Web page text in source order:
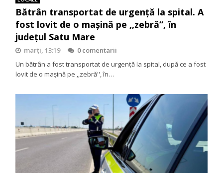
Bătrân transportat de urgență la spital. A
fost lovit de o mașină pe ,,zebră”, în
județul Satu Mare
marți, 13:19
0 comentarii
Un bătrân a fost transportat de urgență la spital, după ce a fost
lovit de o mașină pe ,,zebră'', în…